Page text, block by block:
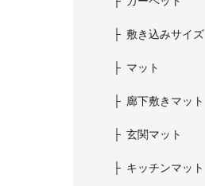
敷き込みサイズ
マット
廊下敷きマット
玄関マット
キッチンマット